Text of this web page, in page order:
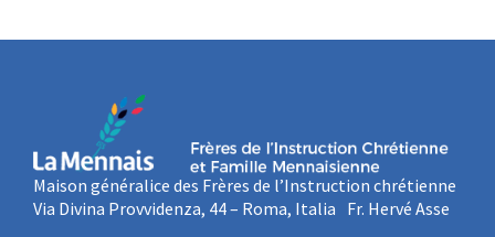
Maison généralice des Frères de l’Instruction chrétienne
Via Divina Provvidenza, 44 – Roma, Italia Fr. Hervé Asse